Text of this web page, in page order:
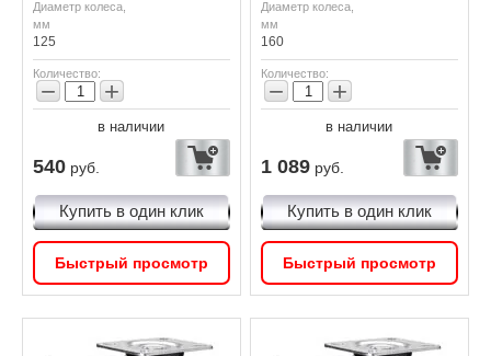
Диаметр колеса,
мм
125
Количество:
− +
в наличии
540 руб.
Купить в один клик
Быстрый просмотр
Диаметр колеса,
мм
160
Количество:
− +
в наличии
1 089 руб.
Купить в один клик
Быстрый просмотр